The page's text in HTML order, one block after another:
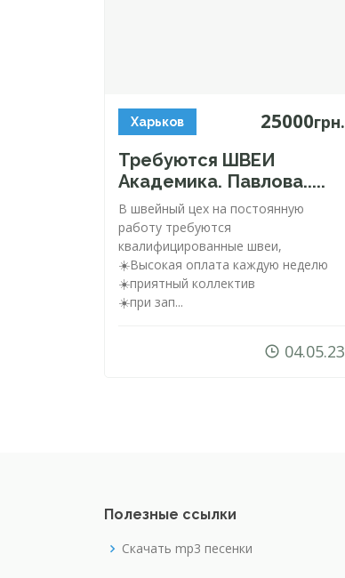
Харьков 25000грн.
Требуются ШВЕИ
Академика. Павлова.....
В швейный цех на постоянную
работу требуются
квалифицированные швеи,
☀️Высокая оплата каждую неделю
☀️приятный коллектив
☀️при зап...
04.05.23
Полезные ссылки
Скачать mp3 песенки